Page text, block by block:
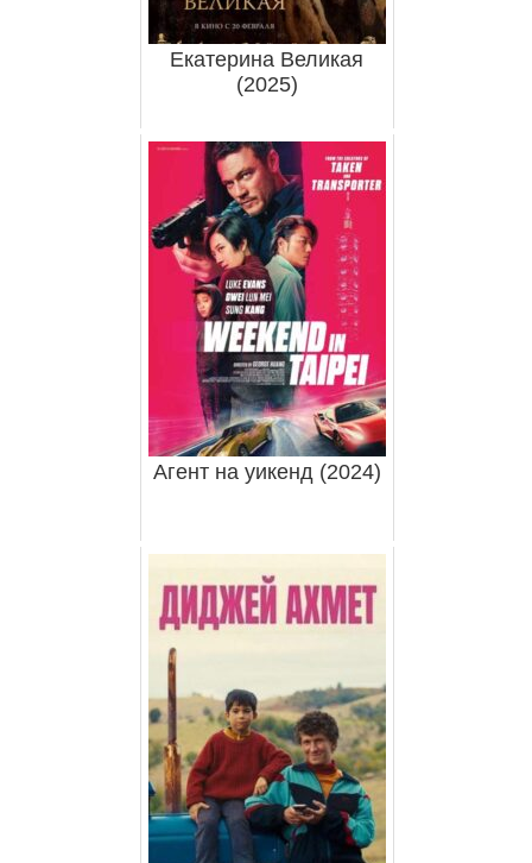
Екатерина Великая
(2025)
Агент на уикенд (2024)